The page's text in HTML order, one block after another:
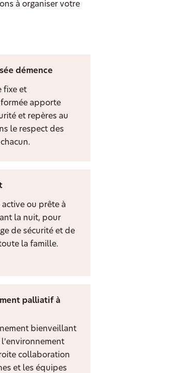
à organiser votre
démence
fixe et
apporte
et repères au
le respect des
active ou prête à
la nuit, pour
de sécurité et de
la famille.
palliatif à
bienveillant
collaboration
et les équipes